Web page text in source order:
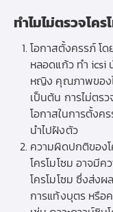
ทำไมไม่ตรวจโค
โอกาสตั้งครรภ์ โ
หลอดแก้ว ทำ icsi
หญิง คุณภาพของ
เป็นต้น การไม่ตร
โอกาสในการตั้ง
นำไปฝังตัว
ความผิดปกติของ
โครโมโซม อาจมี
โครโมโซม ซึ่งส่ง
การแท้งบุตร หรื